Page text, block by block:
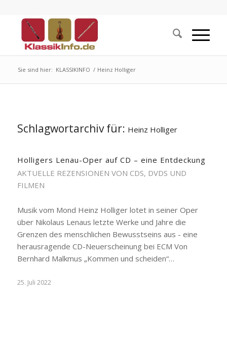
Sie sind hier: KLASSIKINFO / Heinz Holliger
Schlagwortarchiv für: Heinz Holliger
Holligers Lenau-Oper auf CD – eine Entdeckung
AKTUELLE REZENSIONEN VON CDS, DVDS UND
FILMEN
Musik vom Mond Heinz Holliger lotet in seiner Oper
über Nikolaus Lenaus letzte Werke und Jahre die
Grenzen des menschlichen Bewusstseins aus - eine
herausragende CD-Neuerscheinung bei ECM Von
Bernhard Malkmus „Kommen und scheiden“…
25. Juli 2022